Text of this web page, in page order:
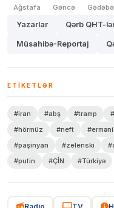
Ağstafa Gəncə
Yazarlar Qərb QHT-
Müsahibə-Reportaj
ETIKETLƏR
#iran #abş #tramp
#hörmüz
#neft
#paşinyan
#zelenski
#putin
#ÇİN #Türkiyə